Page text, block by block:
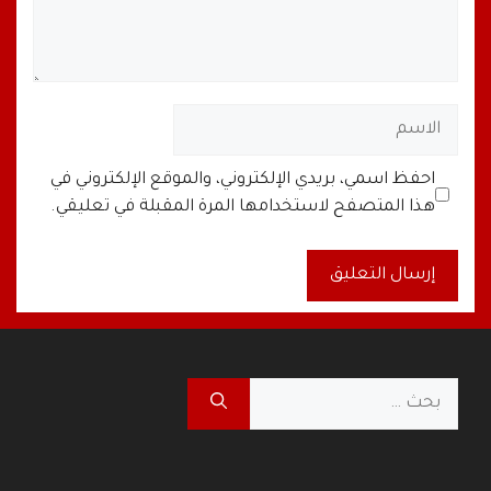
الاسم
البريد
الإلكتروني
الموقع
الإلكتروني
احفظ اسمي، بريدي الإلكتروني، والموقع الإلكتروني في
هذا المتصفح لاستخدامها المرة المقبلة في تعليقي.
A
t
r
البحث